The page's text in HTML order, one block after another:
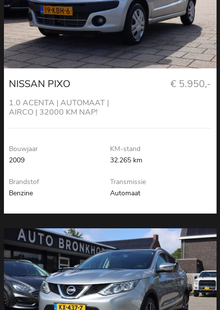
NISSAN PIXO
1.0 ACENTA | AUTOMAAT |
AIRCO | 32000 KM NAP!
€ 5.950,-
Bouwjaar
2009
KM-stand
32.265 km
Brandstof
Benzine
Transmissie
Automaat